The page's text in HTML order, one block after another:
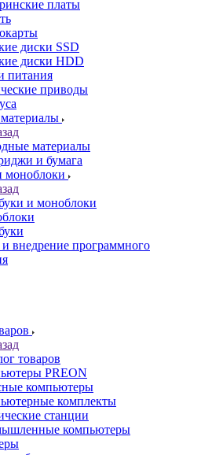
платы
диски SSD
диски HDD
питания
приводы
материалы
и бумага
моноблоки
и моноблоки
и внедрение программного
товаров
PREON
компьютеры
комплекты
станции
компьютеры